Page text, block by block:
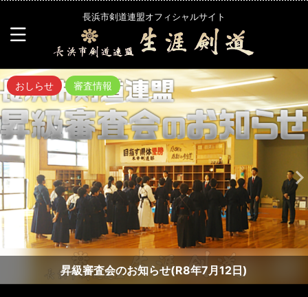
長浜市剣道連盟オフィシャルサイト
おしらせ 審査情報
昇級審査会のお知らせ(R8年7月12日)